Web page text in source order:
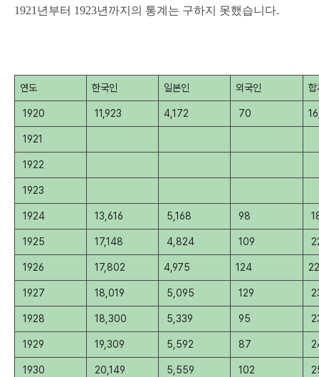
1921년부터 1923년까지의 통계는 구하지 못했습니다.
연도 한국인 일본인 외국인
1920 11,923 4,172 70
1921
1922
1923
1924 13,616 5,168 98
1925 17,148 4,824 109
1926 17,802 4,975 124
1927 18,019 5,095 129
1928 18,300 5,339 95
1929 19,309 5,592 87
1930 20,149 5,559 102